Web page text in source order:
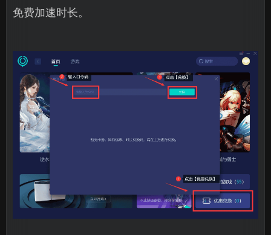
免费加速时长。